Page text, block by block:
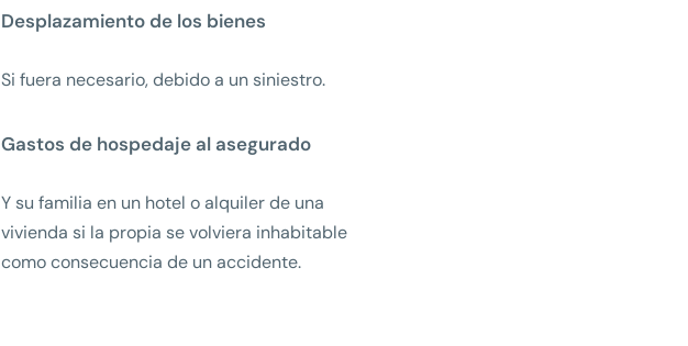
Desplazamiento de los bienes
Si fuera necesario, debido a un siniestro.
Gastos de hospedaje al asegurado
Y su familia en un hotel o alquiler de una
vivienda si la propia se volviera inhabitable
como consecuencia de un accidente.